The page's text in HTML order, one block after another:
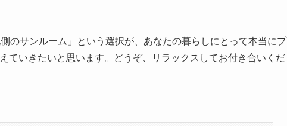
のサンルーム」という選択が、あなたの暮らしにとって本当にプ
ていきたいと思います。どうぞ、リラックスしてお付き合いくだ